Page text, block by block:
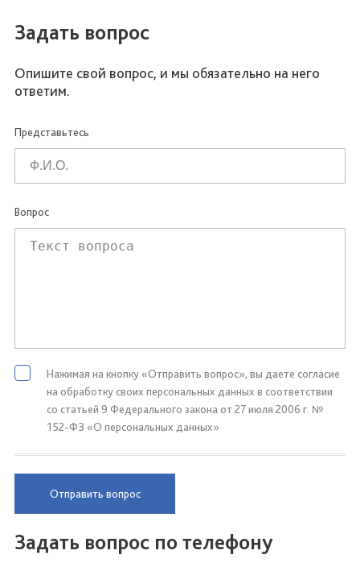
Задать вопрос
Опишите свой вопрос, и мы обязательно на него
ответим.
Представьтесь
Вопрос
Нажимая на кнопку «Отправить вопрос», вы даете согласие
на обработку своих персональных данных в соответствии
со статьей 9 Федерального закона от 27 июля 2006 г. №
152-ФЗ «О персональных данных»
Отправить вопрос
Задать вопрос по телефону